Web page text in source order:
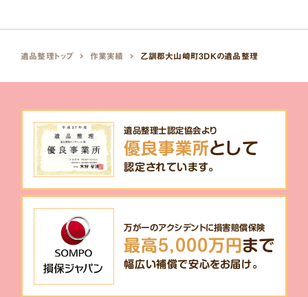
遺品整理トップ 作業実績 乙訓郡大山崎町3DKの遺品整理
遺品整理士認定協会より
優良事業所として
認定されています。
万が一のアクシデントに損害賠償保険
最高5,000万円まで
幅広い補償で安心をお届け。